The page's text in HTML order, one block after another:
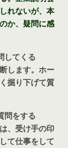
れないが、本
か、疑問に感
してくる
します。ホー
掘り下げて質
問をする
、受け手の印
て仕事をして